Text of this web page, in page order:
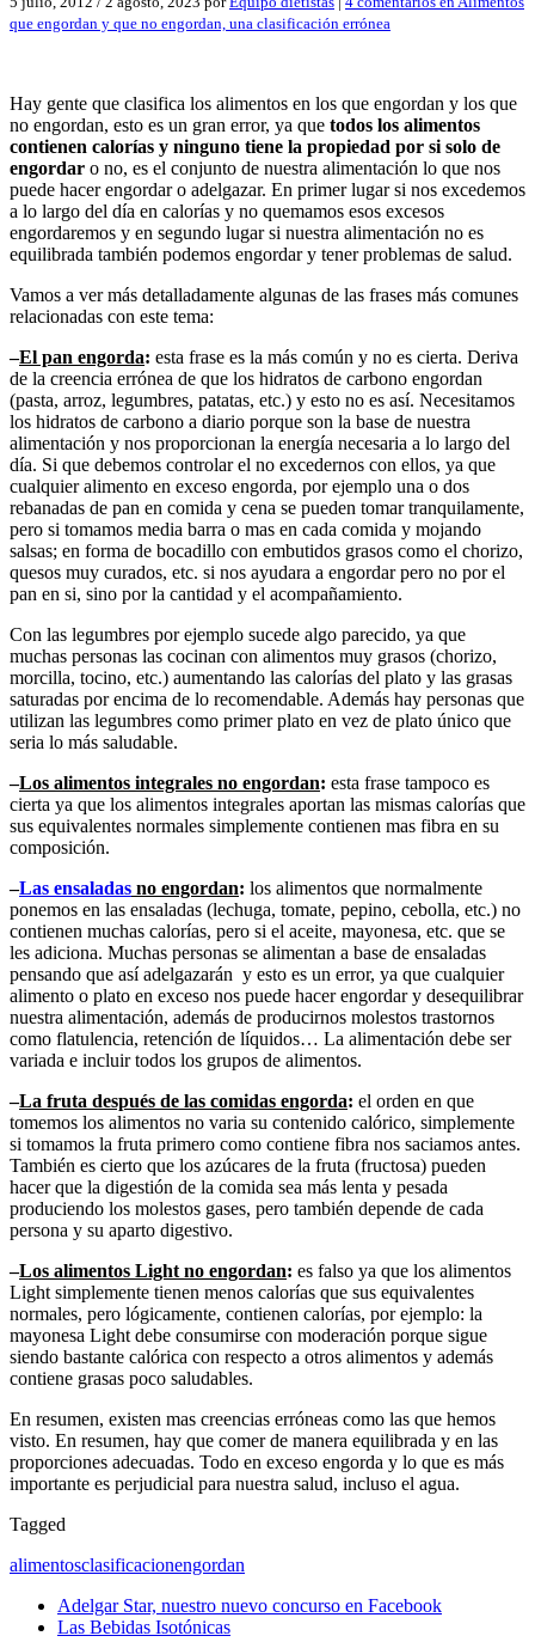
que engordan y que no engordan, una clasificación errónea
Hay gente que clasifica los alimentos en los que engordan y los que
no engordan, esto es un gran error, ya que todos los alimentos
contienen calorías y ninguno tiene la propiedad por si solo de
engordar o no, es el conjunto de nuestra alimentación lo que nos
puede hacer engordar o adelgazar. En primer lugar si nos excedemos
a lo largo del día en calorías y no quemamos esos excesos
engordaremos y en segundo lugar si nuestra alimentación no es
equilibrada también podemos engordar y tener problemas de salud.
Vamos a ver más detalladamente algunas de las frases más comunes
relacionadas con este tema:
–El pan engorda: esta frase es la más común y no es cierta. Deriva
de la creencia errónea de que los hidratos de carbono engordan
(pasta, arroz, legumbres, patatas, etc.) y esto no es así. Necesitamos
los hidratos de carbono a diario porque son la base de nuestra
alimentación y nos proporcionan la energía necesaria a lo largo del
día. Si que debemos controlar el no excedernos con ellos, ya que
cualquier alimento en exceso engorda, por ejemplo una o dos
rebanadas de pan en comida y cena se pueden tomar tranquilamente,
pero si tomamos media barra o mas en cada comida y mojando
salsas; en forma de bocadillo con embutidos grasos como el chorizo,
quesos muy curados, etc. si nos ayudara a engordar pero no por el
pan en si, sino por la cantidad y el acompañamiento.
Con las legumbres por ejemplo sucede algo parecido, ya que
muchas personas las cocinan con alimentos muy grasos (chorizo,
morcilla, tocino, etc.) aumentando las calorías del plato y las grasas
saturadas por encima de lo recomendable. Además hay personas que
utilizan las legumbres como primer plato en vez de plato único que
seria lo más saludable.
–Los alimentos integrales no engordan: esta frase tampoco es
cierta ya que los alimentos integrales aportan las mismas calorías que
sus equivalentes normales simplemente contienen mas fibra en su
composición.
–Las ensaladas no engordan: los alimentos que normalmente
ponemos en las ensaladas (lechuga, tomate, pepino, cebolla, etc.) no
contienen muchas calorías, pero si el aceite, mayonesa, etc. que se
les adiciona. Muchas personas se alimentan a base de ensaladas
pensando que así adelgazarán y esto es un error, ya que cualquier
alimento o plato en exceso nos puede hacer engordar y desequilibrar
nuestra alimentación, además de producirnos molestos trastornos
como flatulencia, retención de líquidos… La alimentación debe ser
variada e incluir todos los grupos de alimentos.
–La fruta después de las comidas engorda: el orden en que
tomemos los alimentos no varia su contenido calórico, simplemente
si tomamos la fruta primero como contiene fibra nos saciamos antes.
También es cierto que los azúcares de la fruta (fructosa) pueden
hacer que la digestión de la comida sea más lenta y pesada
produciendo los molestos gases, pero también depende de cada
persona y su aparto digestivo.
–Los alimentos Light no engordan: es falso ya que los alimentos
Light simplemente tienen menos calorías que sus equivalentes
normales, pero lógicamente, contienen calorías, por ejemplo: la
mayonesa Light debe consumirse con moderación porque sigue
siendo bastante calórica con respecto a otros alimentos y además
contiene grasas poco saludables.
En resumen, existen mas creencias erróneas como las que hemos
visto. En resumen, hay que comer de manera equilibrada y en las
proporciones adecuadas. Todo en exceso engorda y lo que es más
importante es perjudicial para nuestra salud, incluso el agua.
Tagged
alimentosclasificacionengordan
Adelgar Star, nuestro nuevo concurso en Facebook
Las Bebidas Isotónicas